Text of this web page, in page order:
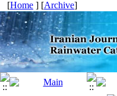
[Home ] [Archive]